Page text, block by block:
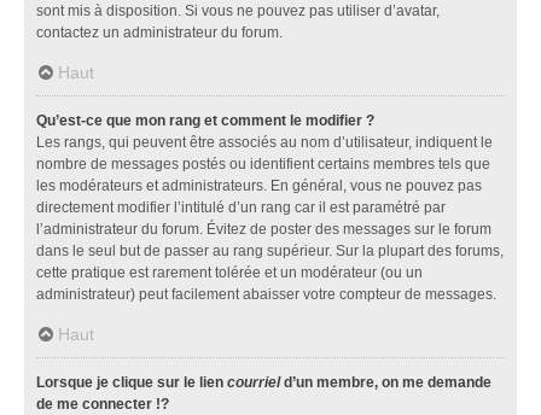
sont mis à disposition. Si vous ne pouvez pas utiliser d’avatar,
contactez un administrateur du forum.
Haut
Qu’est-ce que mon rang et comment le modifier ?
Les rangs, qui peuvent être associés au nom d’utilisateur, indiquent le
nombre de messages postés ou identifient certains membres tels que
les modérateurs et administrateurs. En général, vous ne pouvez pas
directement modifier l’intitulé d’un rang car il est paramétré par
l’administrateur du forum. Évitez de poster des messages sur le forum
dans le seul but de passer au rang supérieur. Sur la plupart des forums,
cette pratique est rarement tolérée et un modérateur (ou un
administrateur) peut facilement abaisser votre compteur de messages.
Haut
Lorsque je clique sur le lien courrield’un membre, on me demande
de me connecter !?